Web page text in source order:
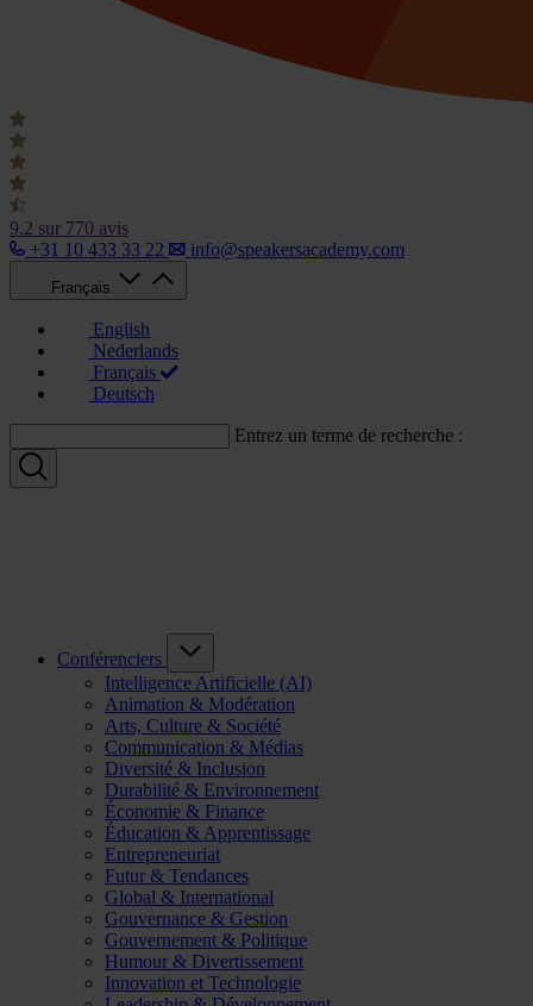
9.2 sur 770 avis
+31 10 433 33 22
info@speakersacademy.com
Français
English
Nederlands
Français
Deutsch
Entrez un terme de recherche :
Conférenciers
Intelligence Artificielle (AI)
Animation & Modération
Arts, Culture & Société
Communication & Médias
Diversité & Inclusion
Durabilité & Environnement
Économie & Finance
Éducation & Apprentissage
Entrepreneuriat
Futur & Tendances
Global & International
Gouvernance & Gestion
Gouvernement & Politique
Humour & Divertissement
Innovation et Technologie